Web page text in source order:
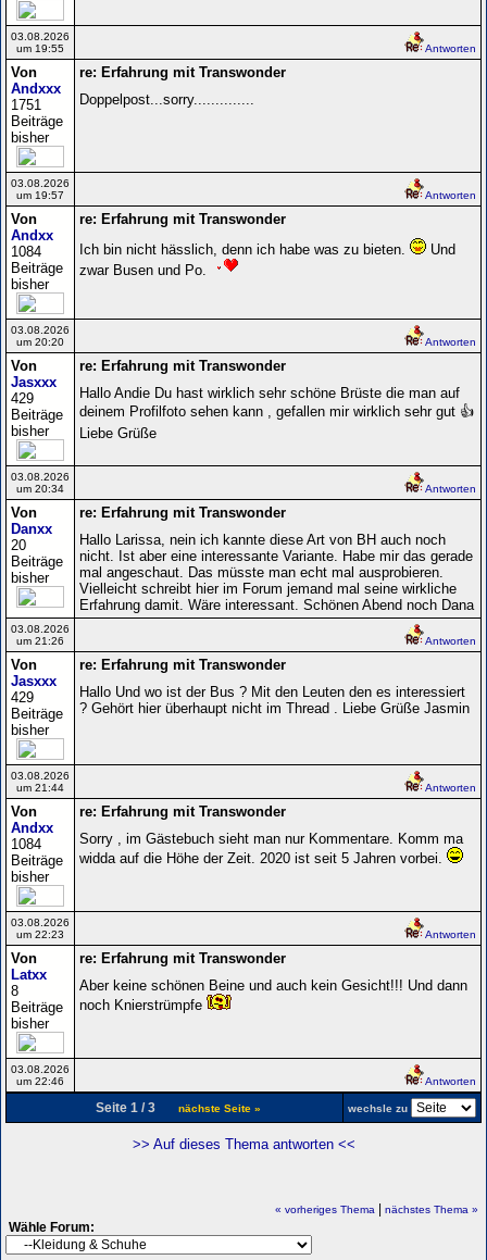
03.08.2026
um 19:55
Antworten
Von
Andxxx
1751
Beiträge
bisher
re: Erfahrung mit Transwonder
Doppelpost...sorry..............
03.08.2026
um 19:57
Antworten
Von
Andxx
1084
Beiträge
bisher
re: Erfahrung mit Transwonder
Ich bin nicht hässlich, denn ich habe was zu bieten.
Und
zwar Busen und Po.
03.08.2026
um 20:20
Antworten
Von
Jasxxx
429
Beiträge
bisher
re: Erfahrung mit Transwonder
Hallo Andie Du hast wirklich sehr schöne Brüste die man auf
deinem Profilfoto sehen kann , gefallen mir wirklich sehr gut 👍
Liebe Grüße
03.08.2026
um 20:34
Antworten
Von
Danxx
20
Beiträge
bisher
re: Erfahrung mit Transwonder
Hallo Larissa, nein ich kannte diese Art von BH auch noch
nicht. Ist aber eine interessante Variante. Habe mir das gerade
mal angeschaut. Das müsste man echt mal ausprobieren.
Vielleicht schreibt hier im Forum jemand mal seine wirkliche
Erfahrung damit. Wäre interessant. Schönen Abend noch Dana
03.08.2026
um 21:26
Antworten
Von
Jasxxx
429
Beiträge
bisher
re: Erfahrung mit Transwonder
Hallo Und wo ist der Bus ? Mit den Leuten den es interessiert
? Gehört hier überhaupt nicht im Thread . Liebe Grüße Jasmin
03.08.2026
um 21:44
Antworten
Von
Andxx
1084
Beiträge
bisher
re: Erfahrung mit Transwonder
Sorry , im Gästebuch sieht man nur Kommentare. Komm ma
widda auf die Höhe der Zeit. 2020 ist seit 5 Jahren vorbei.
03.08.2026
um 22:23
Antworten
Von
Latxx
8
Beiträge
bisher
re: Erfahrung mit Transwonder
Aber keine schönen Beine und auch kein Gesicht!!! Und dann
noch Knierstrümpfe
03.08.2026
um 22:46
Antworten
Seite 1 / 3 nächste Seite » wechsle zu
>> Auf dieses Thema antworten <<
« vorheriges Thema nächstes Thema »
Wähle Forum: